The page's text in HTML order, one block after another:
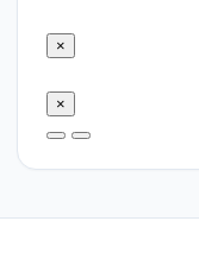
×
×